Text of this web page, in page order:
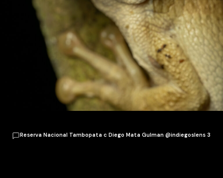
Reserva Nacional Tambopata c Diego Mata Gulman @indiegoslens 3